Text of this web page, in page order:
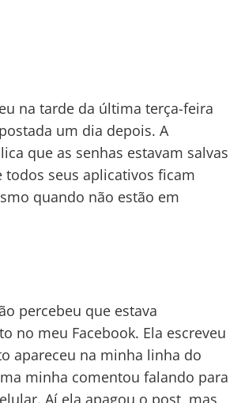
na tarde da última terça-feira
um dia depois. A
que as senhas estavam salvas
todos seus aplicativos ficam
quando não estão em
percebeu que estava
no meu Facebook. Ela escreveu
apareceu na minha linha do
minha comentou falando para
Aí ela apagou o post, mas